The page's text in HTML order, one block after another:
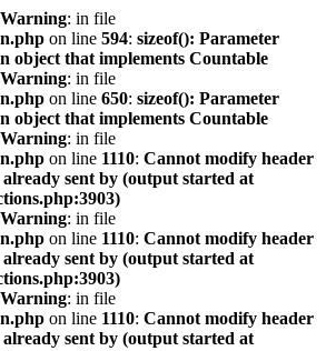
: in file
on line 594: sizeof(): Parameter
object that implements Countable
: in file
on line 650: sizeof(): Parameter
object that implements Countable
: in file
on line 1110: Cannot modify header
sent by (output started at
: in file
on line 1110: Cannot modify header
sent by (output started at
: in file
on line 1110: Cannot modify header
sent by (output started at